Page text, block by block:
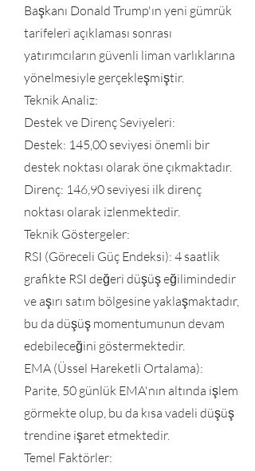
Başkanı Donald Trump'ın yeni gümrük
tarifeleri açıklaması sonrası
yatırımcıların güvenli liman varlıklarına
yönelmesiyle gerçekleşmiştir.
Teknik Analiz:
Destek ve Direnç Seviyeleri:
Destek: 145,00 seviyesi önemli bir
destek noktası olarak öne çıkmaktadır.
Direnç: 146,90 seviyesi ilk direnç
noktası olarak izlenmektedir.
Teknik Göstergeler:
RSI (Göreceli Güç Endeksi): 4 saatlik
grafikte RSI değeri düşüş eğilimindedir
ve aşırı satım bölgesine yaklaşmaktadır,
bu da düşüş momentumunun devam
edebileceğini göstermektedir.
EMA (Üssel Hareketli Ortalama):
Parite, 50 günlük EMA'nın altında işlem
görmekte olup, bu da kısa vadeli düşüş
trendine işaret etmektedir.
Temel Faktörler: